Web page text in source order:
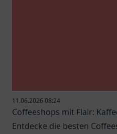
11.06.2026 08:24
Coffeeshops mit Flair:
Entdecke die besten